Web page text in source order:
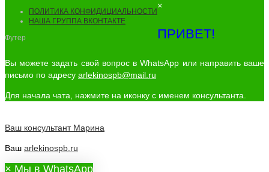
ПОЛИТИКА КОНФИДИЦИАЛЬНОСТИ
НАША ГРУППА ВКОНТАКТЕ
Футер
×
ПРИВЕТ!
Вы можете задать свой вопрос в WhatsApp или направить ваше
письмо по адресу arlekinospb@mail.ru
Для начала чата, нажмите на иконку с именем консультанта.
Ваш консультант Марина
Ваш arlekinospb.ru
× Мы в WhatsApp